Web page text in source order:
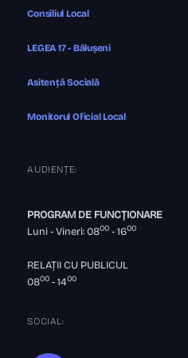
Consiliul Local
LEGEA 17 - Bălușeni
Asitență Socială
Monitorul Oficial Local
AUDIENȚE:
PROGRAM DE FUNCȚIONARE
Luni - Vineri: 0800 - 1600
RELAȚII CU PUBLICUL
0800 - 1400
SOCIAL: